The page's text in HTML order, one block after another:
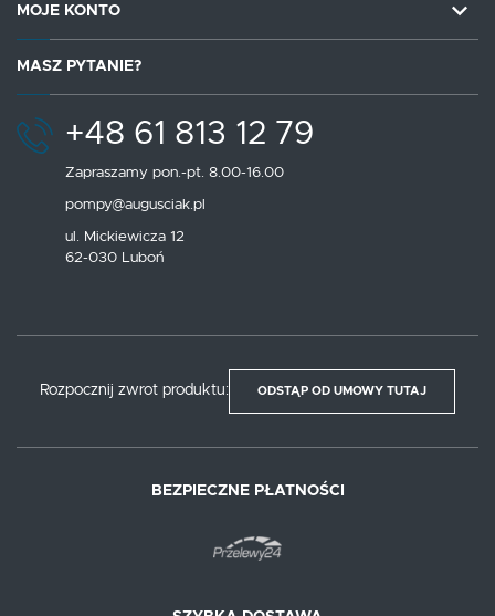
MOJE KONTO
MASZ PYTANIE?
+48 61 813 12 79
Zapraszamy pon.-pt. 8.00-16.00
pompy@augusciak.pl
ul. Mickiewicza 12
62-030 Luboń
Rozpocznij zwrot produktu: ODSTĄP OD UMOWY TUTAJ
BEZPIECZNE PŁATNOŚCI